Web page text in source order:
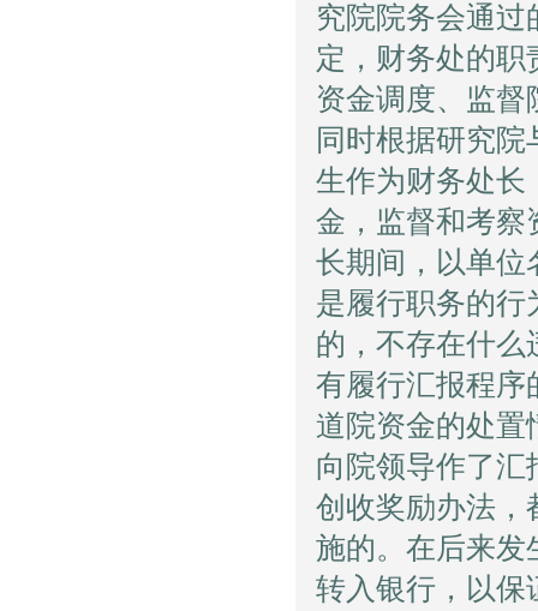
究院院务会通
定，财务处的职
资金调度、监督
同时根据研究
生作为财务处长
金，监督和考察
长期间，以单位
是履行职务的行
的，不存在什么
有履行汇报程序
道院资金的处置
向院领导作了汇
创收奖励办法，
施的。在后来发
转入银行，以保